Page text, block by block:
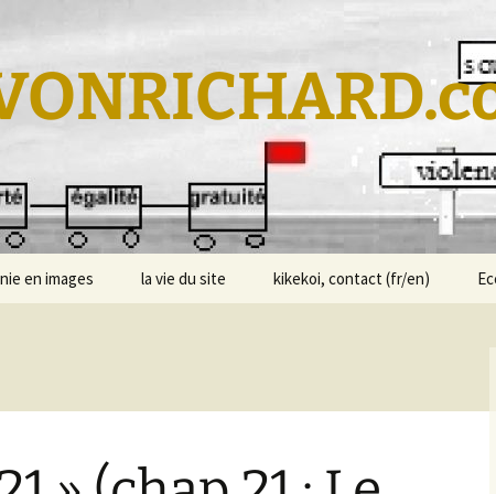
en images la vie du site kikekoi, contact (fr/en)